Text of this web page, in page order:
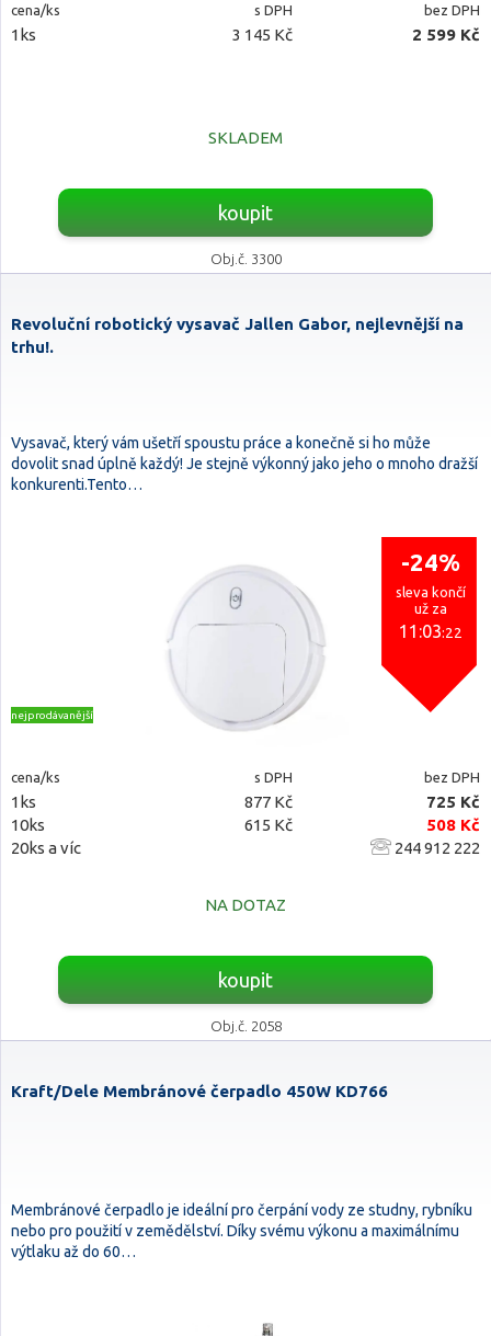
cena/ks s DPH bez DPH
1ks 3 145 Kč 2 599 Kč
SKLADEM
koupit
Obj.č. 3300
Revoluční robotický vysavač Jallen Gabor, nejlevnější na
trhu!.
Vysavač, který vám ušetří spoustu práce a konečně si ho může
dovolit snad úplně každý! Je stejně výkonný jako jeho o mnoho dražší
konkurenti.Tento…
-24%
sleva končí
už za
11:03:21
nejprodávanější
cena/ks s DPH bez DPH
1ks 877 Kč
725 Kč
10ks
615 Kč
508 Kč
20ks a víc
244 912 222
NA DOTAZ
koupit
Obj.č. 2058
Kraft/Dele Membránové čerpadlo 450W KD766
Membránové čerpadlo je ideální pro čerpání vody ze studny, rybníku
nebo pro použití v zemědělství. Díky svému výkonu a maximálnímu
výtlaku až do 60…